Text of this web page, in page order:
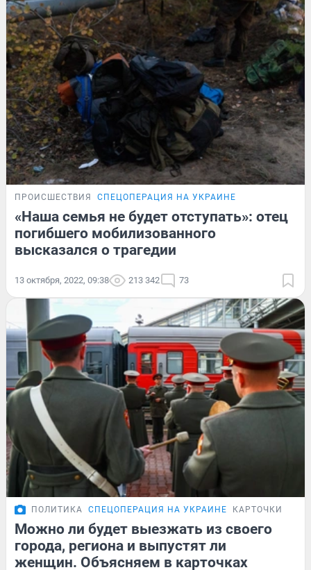
ПРОИСШЕСТВИЯ СПЕЦОПЕРАЦИЯ НА УКРАИНЕ
«Наша семья не будет отступать»: отец
погибшего мобилизованного
высказался о трагедии
13 октября, 2022, 09:38 213 342 73
ПОЛИТИКА СПЕЦОПЕРАЦИЯ НА УКРАИНЕ КАРТОЧКИ
Можно ли будет выезжать из своего
города, региона и выпустят ли
женщин. Объясняем в карточках